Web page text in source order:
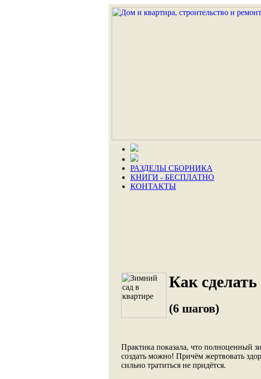
РАЗДЕЛЫ СБОРНИКА
КНИГИ - БЕСПЛАТНО
КОНТАКТЫ
Как
(6 шагов)
Практика показала, что полноценный
создать можно! Причём жертвовать
сильно тратиться не придётся.